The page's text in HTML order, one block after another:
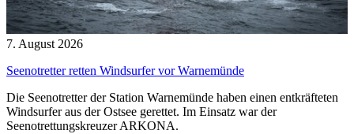
7. August 2026
Seenotretter retten Windsurfer vor Warnemünde
Die Seenotretter der Station Warnemünde haben einen entkräfteten
Windsurfer aus der Ostsee gerettet. Im Einsatz war der
Seenotrettungskreuzer ARKONA.